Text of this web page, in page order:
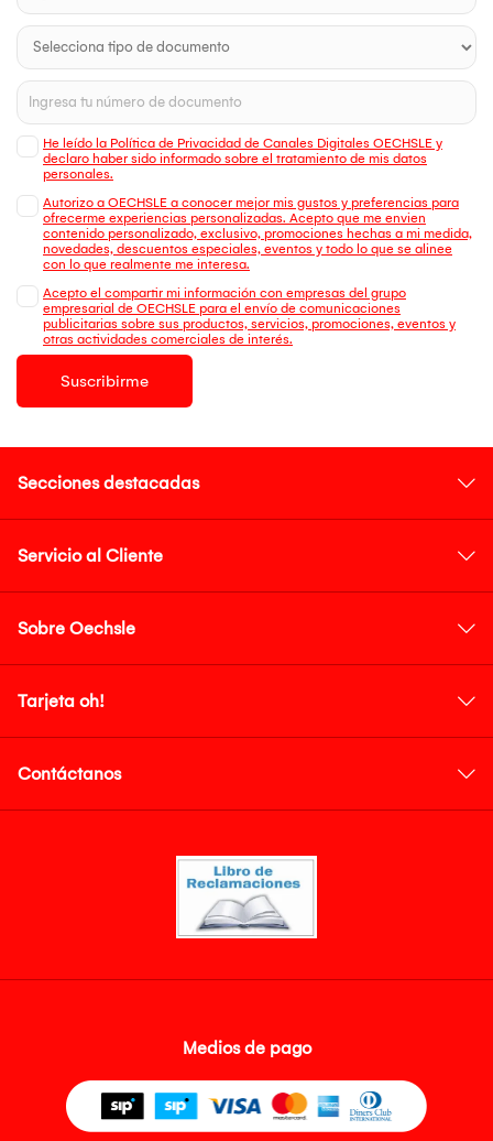
He leído la Política de Privacidad de Canales Digitales OECHSLE y
declaro haber sido informado sobre el tratamiento de mis datos
personales.
Autorizo a OECHSLE a conocer mejor mis gustos y preferencias para
ofrecerme experiencias personalizadas. Acepto que me envien
contenido personalizado, exclusivo, promociones hechas a mi medida,
novedades, descuentos especiales, eventos y todo lo que se alinee
con lo que realmente me interesa.
Acepto el compartir mi información con empresas del grupo
empresarial de OECHSLE para el envío de comunicaciones
publicitarias sobre sus productos, servicios, promociones, eventos y
otras actividades comerciales de interés.
Suscribirme
Secciones destacadas
Servicio al Cliente
Sobre Oechsle
Tarjeta oh!
Contáctanos
Medios de pago